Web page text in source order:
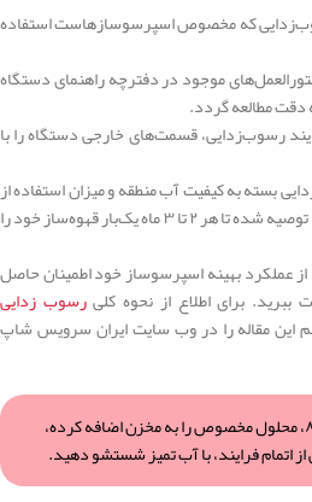
که مخصوص اسپرسوسازهاست استفاده
موجود در دفترچه راهنمای دستگاه
مطالعه گردد.
رسوب‌زدایی، قسمت‌های خارجی دستگاه را با
بسته به کیفیت آب منطقه و میزان استفاده از
دستگاه متفاوت است. اما به‌طور کلی، توصیه شده تا هر ۲ تا ۳ ماه یک‌بار قهوه‌ساز خود را
از عملکرد بهینه اسپرسوساز خود اطمینان حاصل
ببرید. برای اطلاع از نحوه کلیرسوب زدایی
این مقاله را در وب سایت ایران سرویس شاپ
برای رسوب ‌زدایی دلونگی ۸۵۰، محلول مخصوص را به مخزن اضافه کرده،
اتمام فرایند، با آب تمیز شستشو دهید.